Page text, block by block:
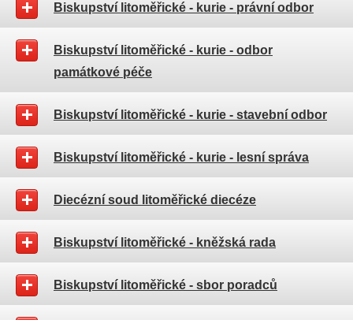
Biskupství litoměřické - kurie - právní odbor
Biskupství litoměřické - kurie - odbor
památkové péče
Biskupství litoměřické - kurie - stavební odbor
Biskupství litoměřické - kurie - lesní správa
Diecézní soud litoměřické diecéze
Biskupství litoměřické - kněžská rada
Biskupství litoměřické - sbor poradců